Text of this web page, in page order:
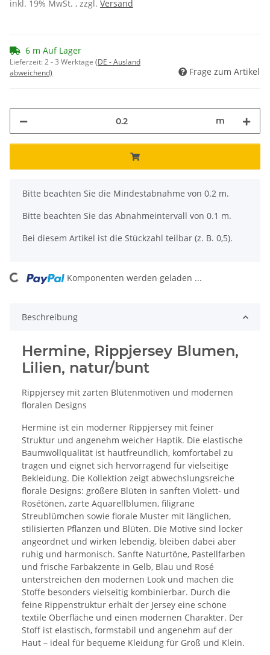
inkl. 19% MwSt. , zzgl. Versand
6 m Auf Lager
Lieferzeit:2 - 3 Werktage (DE - Ausland
abweichend)
Frage zum Artikel
m
x
Bitte beachten Sie die Mindestabnahme von 0.2 m.
Bitte beachten Sie das Abnahmeintervall von 0.1 m.
Bei diesem Artikel ist die Stückzahl teilbar (z. B. 0,5).
Komponenten werden geladen ...
Beschreibung
Hermine, Rippjersey Blumen,
Lilien, natur/bunt
Rippjersey mit zarten Blütenmotiven und modernen
floralen Designs
Hermine ist ein moderner Rippjersey mit feiner
Struktur und angenehm weicher Haptik. Die elastische
Baumwollqualität ist hautfreundlich, komfortabel zu
tragen und eignet sich hervorragend für vielseitige
Bekleidung. Die Kollektion zeigt abwechslungsreiche
florale Designs: größere Blüten in sanften Violett- und
Rosétönen, zarte Aquarellblumen, filigrane
Streublümchen sowie florale Muster mit länglichen,
stilisierten Pflanzen und Blüten. Die Motive sind locker
angeordnet und wirken lebendig, bleiben dabei aber
ruhig und harmonisch. Sanfte Naturtöne, Pastellfarben
und frische Farbakzente in Gelb, Blau und Rosé
unterstreichen den modernen Look und machen die
Stoffe besonders vielseitig kombinierbar. Durch die
feine Rippenstruktur erhält der Jersey eine schöne
textile Oberfläche und einen modernen Charakter. Der
Stoff ist elastisch, formstabil und angenehm auf der
Haut – ideal für bequeme Kleidung für Groß und Klein.